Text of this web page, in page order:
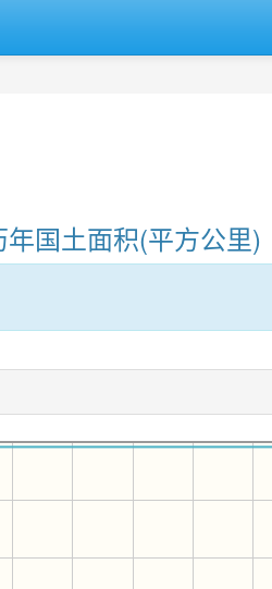
年国土面积(平方公里)